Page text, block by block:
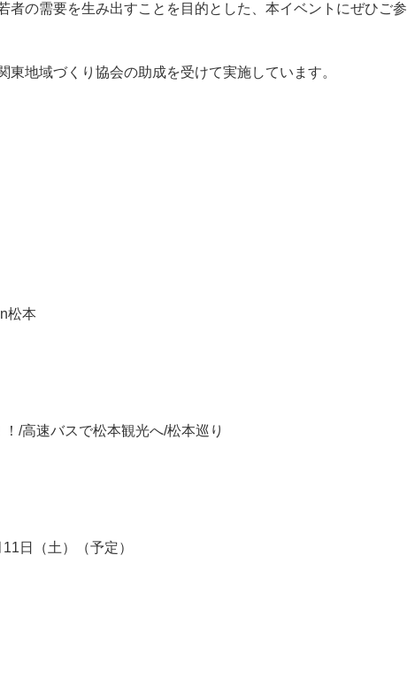
の需要を生み出すことを目的とした、本イベントにぜひご参
地域づくり協会の助成を受けて実施しています。
松本
/高速バスで松本観光へ/松本巡り
日（土）（予定）